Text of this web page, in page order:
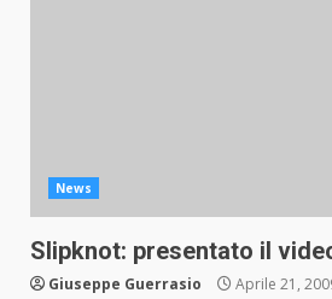
News
Slipknot: presentato il
Giuseppe Guerrasio Aprile 21,